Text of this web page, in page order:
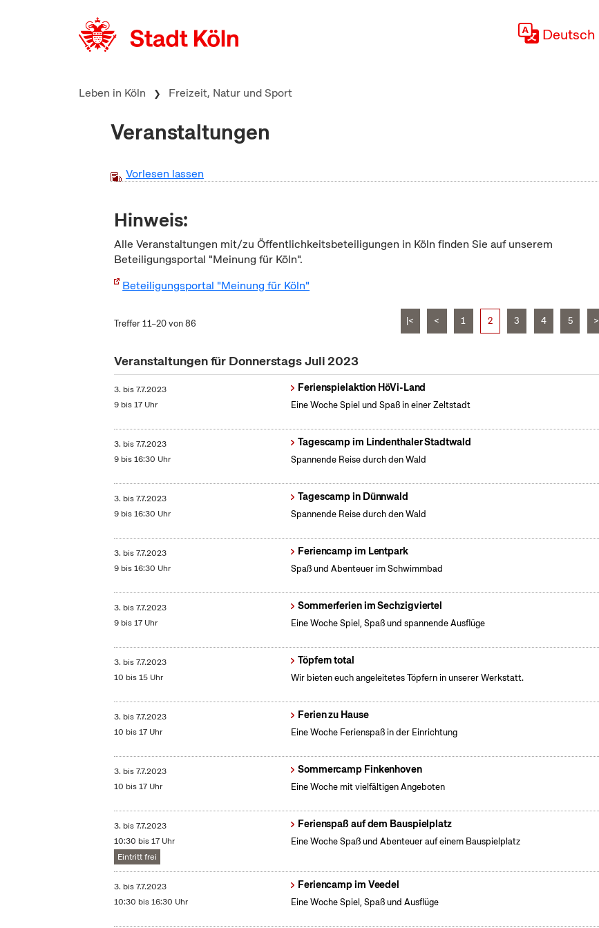
Deutsch
Leben in Köln Freizeit, Natur und Sport
Veranstaltungen
Vorlesen lassen
Hinweis:
Alle Veranstaltungen mit/zu Öffentlichkeitsbeteiligungen in Köln finden Sie auf unserem
Beteiligungsportal "Meinung für Köln".
Beteiligungsportal "Meinung für Köln"
Treffer 11–20 von 86 |< < 1 2 3 4 5 >
Veranstaltungen für Donnerstags Juli 2023
3. bis7.7.2023
9 bis 17 Uhr
Ferienspielaktion HöVi-Land
Eine Woche Spiel und Spaß in einer Zeltstadt
3. bis7.7.2023
9 bis 16:30 Uhr
Tagescamp im Lindenthaler Stadtwald
Spannende Reise durch den Wald
3. bis7.7.2023
9 bis 16:30 Uhr
Tagescamp in Dünnwald
Spannende Reise durch den Wald
3. bis7.7.2023
9 bis 16:30 Uhr
Feriencamp im Lentpark
Spaß und Abenteuer im Schwimmbad
3. bis7.7.2023
9 bis 17 Uhr
Sommerferien im Sechzigviertel
Eine Woche Spiel, Spaß und spannende Ausflüge
3. bis7.7.2023
10 bis 15 Uhr
Töpfern total
Wir bieten euch angeleitetes Töpfern in unserer Werkstatt.
3. bis7.7.2023
10 bis 17 Uhr
Ferien zu Hause
Eine Woche Ferienspaß in der Einrichtung
3. bis7.7.2023
10 bis 17 Uhr
Sommercamp Finkenhoven
Eine Woche mit vielfältigen Angeboten
3. bis7.7.2023
10:30 bis 17 Uhr
Eintritt frei
Ferienspaß auf dem Bauspielplatz
Eine Woche Spaß und Abenteuer auf einem Bauspielplatz
3. bis7.7.2023
10:30 bis 16:30 Uhr
Feriencamp im Veedel
Eine Woche Spiel, Spaß und Ausflüge